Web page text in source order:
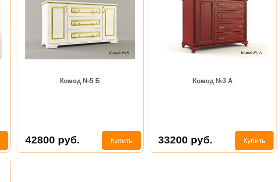
Комод №5 Б
42800 руб. Купить
Комод №3 А
33200 руб. Купить